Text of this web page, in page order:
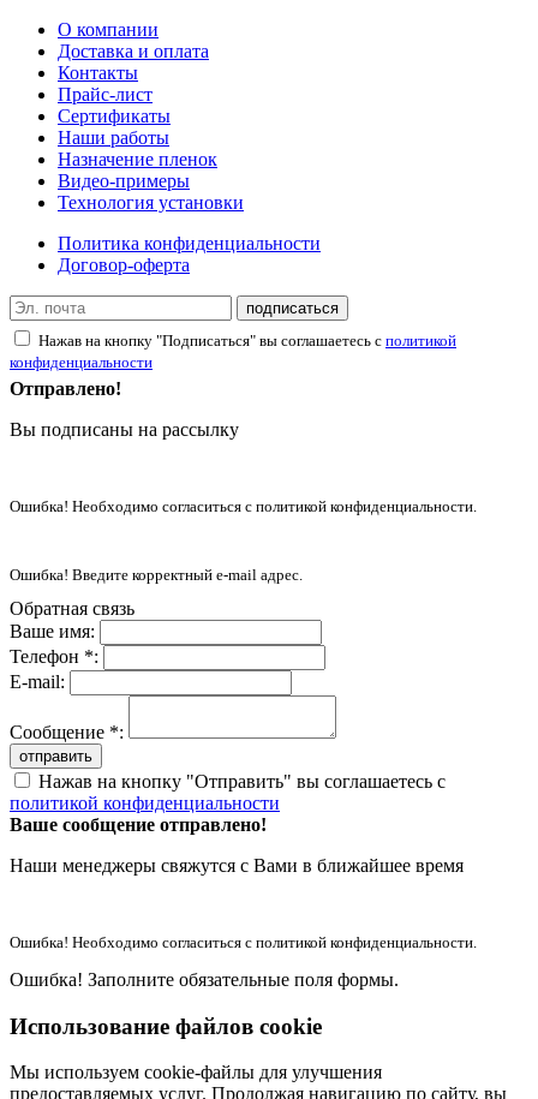
О компании
Доставка и оплата
Контакты
Прайс-лист
Сертификаты
Наши работы
Назначение пленок
Видео-примеры
Технология установки
Политика конфиденциальности
Договор-оферта
подписаться
Нажав на кнопку "Подписаться" вы соглашаетесь с политикой
конфиденциальности
Отправлено!
Вы подписаны на рассылку
Ошибка! Необходимо согласиться с политикой конфиденциальности.
Ошибка! Введите корректный e-mail адрес.
Обратная связь
Ваше имя:
Телефон *:
E-mail:
Сообщение *:
отправить
Нажав на кнопку "Отправить" вы соглашаетесь с
политикой конфиденциальности
Ваше сообщение отправлено!
Наши менеджеры свяжутся с Вами в ближайшее время
Ошибка! Необходимо согласиться с политикой конфиденциальности.
Ошибка! Заполните обязательные поля формы.
Использование файлов cookie
Мы используем cookie-файлы для улучшения
предоставляемых услуг. Продолжая навигацию по сайту, вы